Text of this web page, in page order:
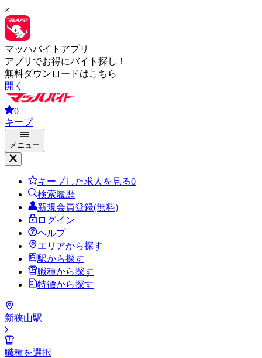
×
マッハバイトアプリ
アプリでお得にバイト探し！
無料ダウンロードはこちら
開く
0
キープ
メニュー
キープした求人を見る0
検索履歴
新規会員登録(無料)
ログイン
ヘルプ
エリアから探す
駅から探す
職種から探す
特徴から探す
新狭山駅
職種を選択